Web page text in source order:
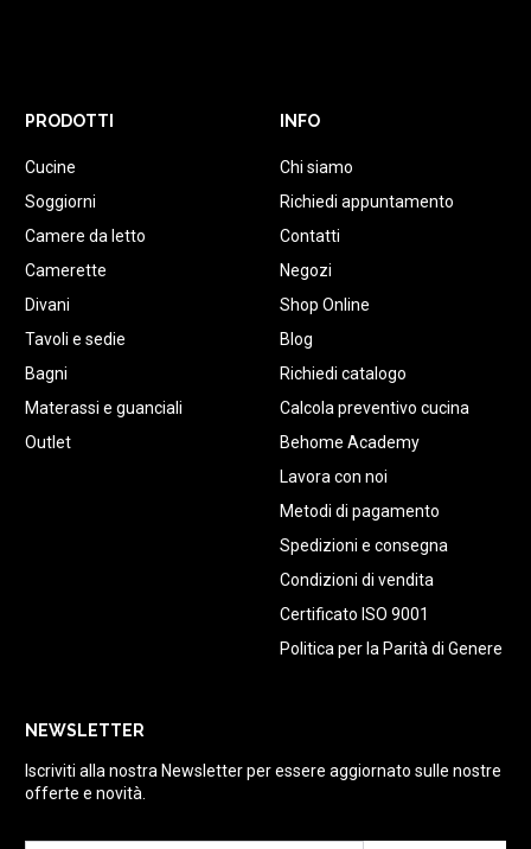
PRODOTTI
Cucine
Soggiorni
Camere da letto
Camerette
Divani
Tavoli e sedie
Bagni
Materassi e guanciali
Outlet
INFO
Chi siamo
Richiedi appuntamento
Contatti
Negozi
Shop Online
Blog
Richiedi catalogo
Calcola preventivo cucina
Behome Academy
Lavora con noi
Metodi di pagamento
Spedizioni e consegna
Condizioni di vendita
Certificato ISO 9001
Politica per la Parità di Genere
NEWSLETTER
Iscriviti alla nostra Newsletter per essere aggiornato sulle nostre
offerte e novità.